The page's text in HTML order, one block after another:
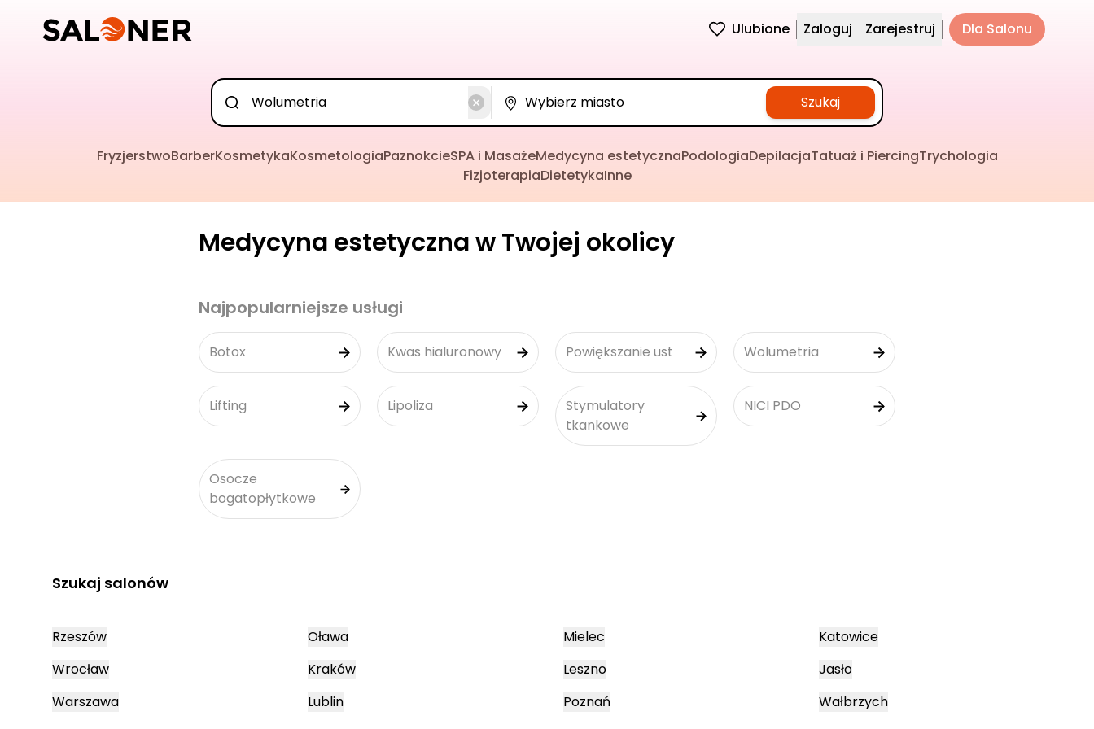
Ulubione Zaloguj Zarejestruj Dla Salonu
Szukaj
FryzjerstwoBarberKosmetykaKosmetologiaPaznokcieSPA i MasażeMedycyna estetycznaPodologiaDepilacjaTatuaż i PiercingTrychologia
FizjoterapiaDietetykaInne
Medycyna estetyczna w Twojej okolicy
Najpopularniejsze usługi
Botox Kwas hialuronowy Powiększanie ust Wolumetria
Lifting Lipoliza
Stymulatory
tkankowe
NICI PDO
Osocze
bogatopłytkowe
Szukaj salonów
Rzeszów
Wrocław
Warszawa
Oława
Kraków
Lublin
Mielec
Leszno
Poznań
Katowice
Jasło
Wałbrzych